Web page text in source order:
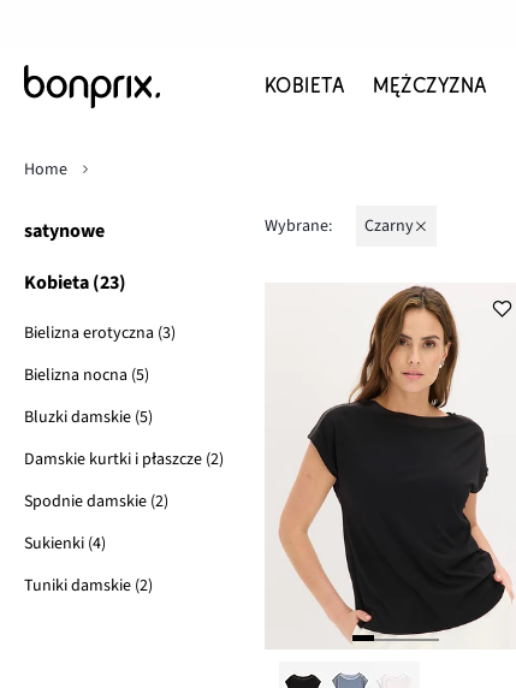
KOBIETA MĘŻCZYZNA
satynowe
Kobieta (23)
Bielizna erotyczna (3)
Bielizna nocna (5)
Bluzki damskie (5)
Damskie kurtki i płaszcze (2)
Spodnie damskie (2)
Sukienki (4)
Tuniki damskie (2)
Home
Wybrane: czarny